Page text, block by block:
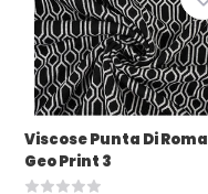
Viscose Punta Di Roma
Geo Print 3